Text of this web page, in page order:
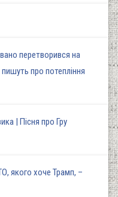
перетворився на
про потепління
| Пісня про Гру
якого хоче Трамп, –